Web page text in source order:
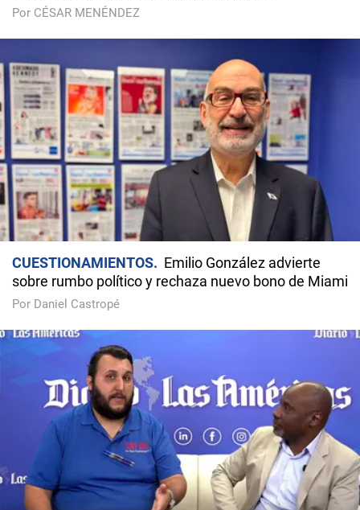
Por CÉSAR MENÉNDEZ
CUESTIONAMIENTOS
Emilio González advierte
sobre rumbo político y rechaza nuevo bono de Miami
Por Daniel Castropé